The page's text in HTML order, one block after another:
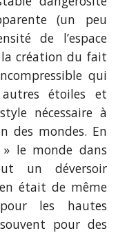
(un peu
de l’espace
création du fait
qui
étoiles et
nécessaire à
des mondes. En
le monde dans
un déversoir
était de même
les hautes
pour des